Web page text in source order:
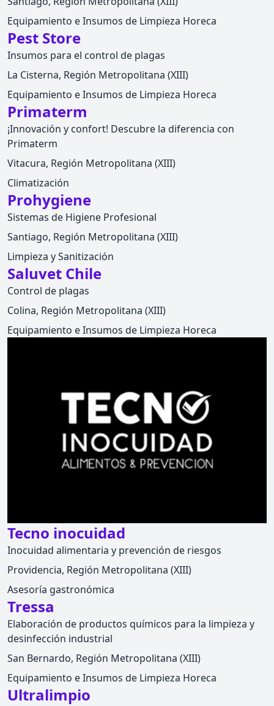
Equipamiento e Insumos de Limpieza Horeca
Pest Store
Insumos para el control de plagas
La Cisterna, Región Metropolitana (XIII)
Equipamiento e Insumos de Limpieza Horeca
Primaterm
¡Innovación y confort! Descubre la diferencia con
Primaterm
Vitacura, Región Metropolitana (XIII)
Climatización
Prohygiene
Sistemas de Higiene Profesional
Santiago, Región Metropolitana (XIII)
Limpieza y Sanitización
Saluvet Chile
Control de plagas
Colina, Región Metropolitana (XIII)
Equipamiento e Insumos de Limpieza Horeca
Tecno inocuidad
Inocuidad alimentaria y prevención de riesgos
Providencia, Región Metropolitana (XIII)
Asesoría gastronómica
Tressa
Elaboración de productos químicos para la limpieza y
desinfección industrial
San Bernardo, Región Metropolitana (XIII)
Equipamiento e Insumos de Limpieza Horeca
Ultralimpio